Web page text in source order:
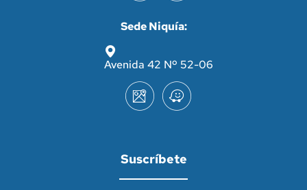
Sede Niquía:
Avenida 42 Nº 52-06
Suscríbete